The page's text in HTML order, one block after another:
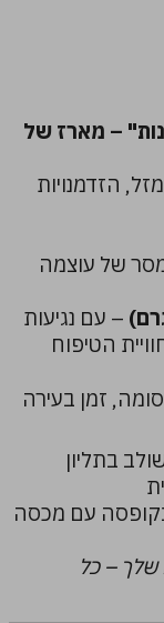
– מארז של
הזדמנויות
של עוצמה
– עם נגיעות
הטיפוח
זמן בעירה
בתליון
ס"מ – בקופסה עם מכסה
שלך – כל